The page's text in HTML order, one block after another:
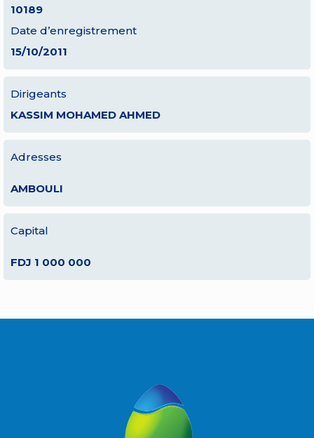
10189
Date d’enregistrement
15/10/2011
Dirigeants
KASSIM MOHAMED AHMED
Adresses
AMBOULI
Capital
FDJ 1 000 000